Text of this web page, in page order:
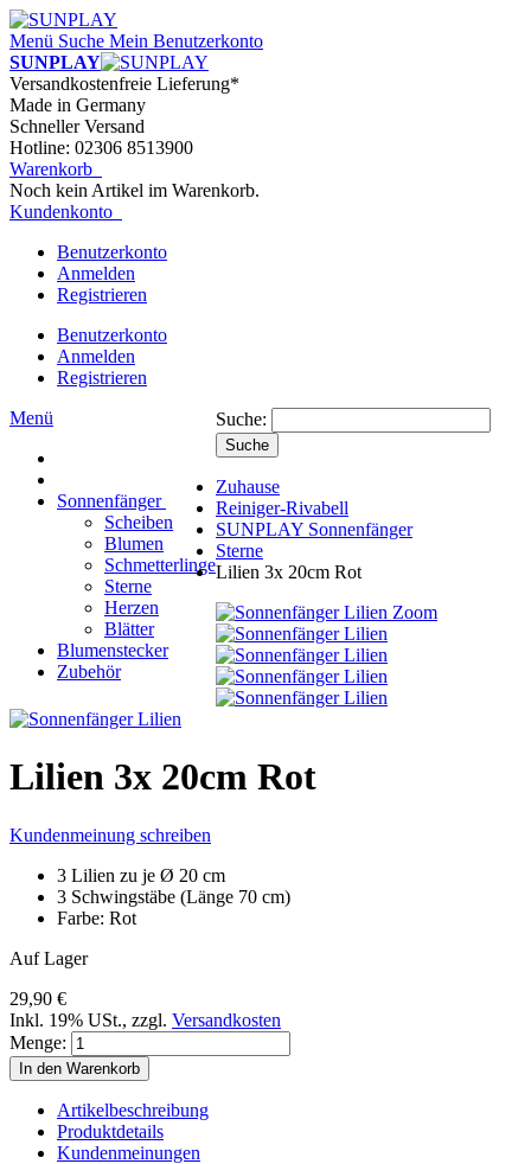
Menü Suche Mein Benutzerkonto
SUNPLAY
Versandkostenfreie Lieferung*
Made in Germany
Schneller Versand
Hotline: 02306 8513900
Warenkorb
Noch kein Artikel im Warenkorb.
Kundenkonto
Benutzerkonto
Anmelden
Registrieren
Benutzerkonto
Anmelden
Registrieren
Menü
Sonnenfänger
Scheiben
Blumen
Schmetterlinge
Sterne
Herzen
Blätter
Blumenstecker
Zubehör
Suche:
Suche
Zuhause
Reiniger-Rivabell
SUNPLAY Sonnenfänger
Sterne
Lilien 3x 20cm Rot
Zoom
Lilien 3x 20cm Rot
Kundenmeinung schreiben
3 Lilien zu je Ø 20 cm
3 Schwingstäbe (Länge 70 cm)
Farbe: Rot
Auf Lager
29,90 €
Inkl. 19% USt., zzgl. Versandkosten
Menge:
In den Warenkorb
Artikelbeschreibung
Produktdetails
Kundenmeinungen